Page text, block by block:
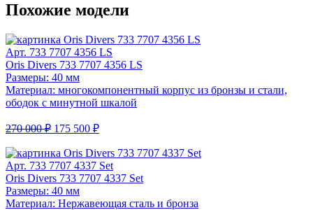
Похожие модели
Арт. 733 7707 4356 LS
Oris Divers 733 7707 4356 LS
Размеры: 40 мм
Материал: многокомпонентный корпус из бронзы и стали,
ободок с минутной шкалой
270 000 ₽ 175 500 ₽
Арт. 733 7707 4337 Set
Oris Divers 733 7707 4337 Set
Размеры: 40 мм
Материал: Нержавеющая сталь и бронза